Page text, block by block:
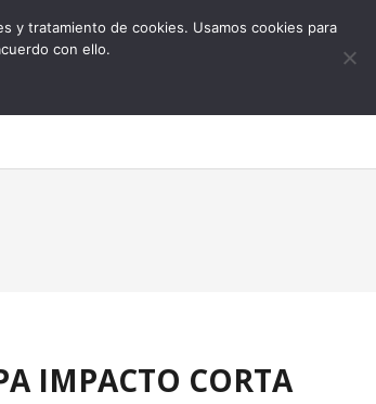
0
IMPACTO CORTA
y tratamiento de cookies. Usamos cookies para
con ello.